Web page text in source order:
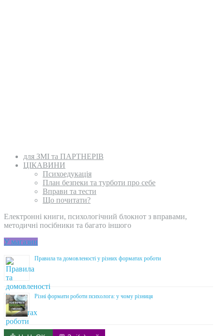
для ЗМІ та ПАРТНЕРІВ
ЦІКАВИНИ
Психоедукація
План безпеки та турботи про себе
Вправи та тести
Що почитати?
Електронні книги, психологічний блокнот з вправами,
методичні посібники та багато іншого
У магазин
Правила та домовленості у різних форматах роботи
Різні формати роботи психолога: у чому різниця